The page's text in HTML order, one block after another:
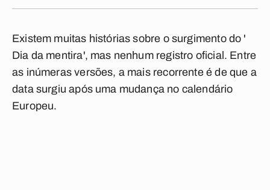
Existem muitas histórias sobre o surgimento do '
Dia da mentira', mas nenhum registro oficial. Entre
as inúmeras versões, a mais recorrente é de que a
data surgiu após uma mudança no calendário
Europeu.